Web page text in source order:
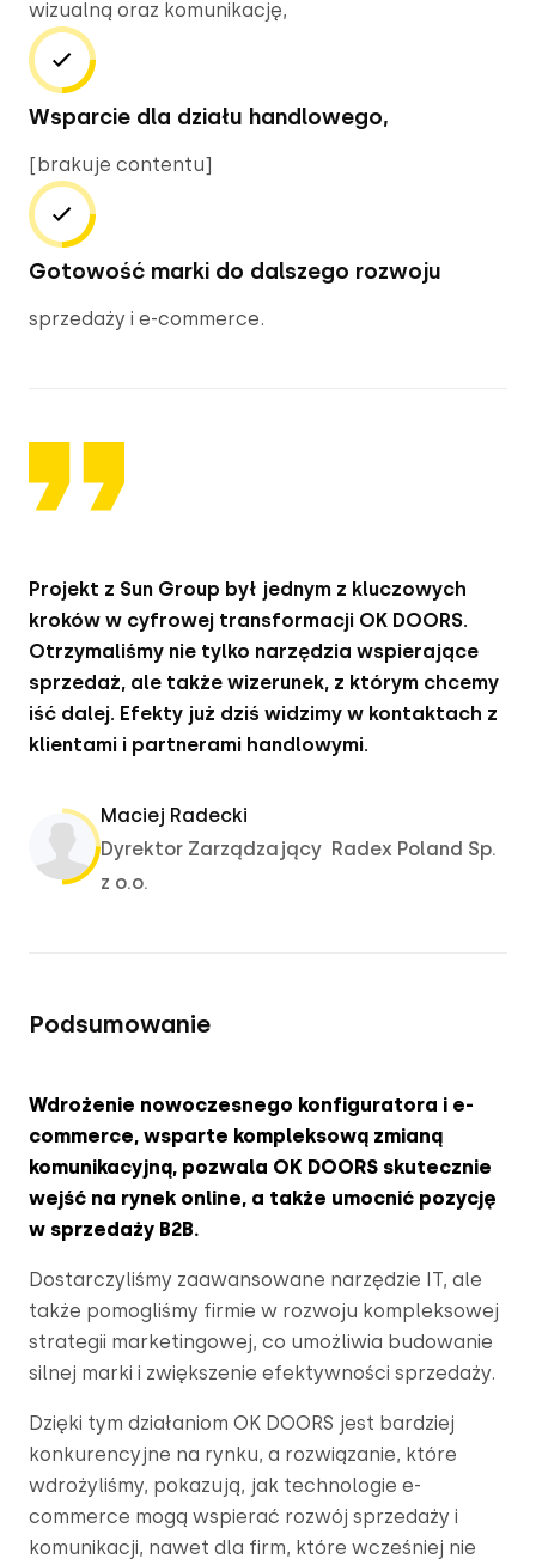
wizualną oraz komunikację,
Wsparcie dla działu handlowego,
[brakuje contentu]
Gotowość marki do dalszego rozwoju
sprzedaży i e-commerce.
Projekt z Sun Group był jednym z kluczowych
kroków w cyfrowej transformacji OK DOORS.
Otrzymaliśmy nie tylko narzędzia wspierające
sprzedaż, ale także wizerunek, z którym chcemy
iść dalej. Efekty już dziś widzimy w kontaktach z
klientami i partnerami handlowymi.
Maciej Radecki
Dyrektor Zarządzający Radex Poland Sp.
z o.o.
Podsumowanie
Wdrożenie nowoczesnego konfiguratora i e-
commerce, wsparte kompleksową zmianą
komunikacyjną, pozwala OK DOORS skutecznie
wejść na rynek online, a także umocnić pozycję
w sprzedaży B2B.
Dostarczyliśmy zaawansowane narzędzie IT, ale
także pomogliśmy firmie w rozwoju kompleksowej
strategii marketingowej, co umożliwia budowanie
silnej marki i zwiększenie efektywności sprzedaży.
Dzięki tym działaniom OK DOORS jest bardziej
konkurencyjne na rynku, a rozwiązanie, które
wdrożyliśmy, pokazują, jak technologie e-
commerce mogą wspierać rozwój sprzedaży i
komunikacji, nawet dla firm, które wcześniej nie